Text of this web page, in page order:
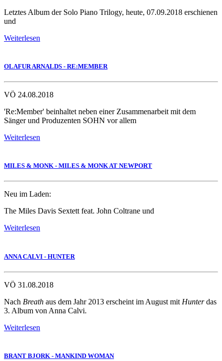
Letztes Album der Solo Piano Trilogy, heute, 07.09.2018 erschienen
und
Weiterlesen
OLAFUR ARNALDS - RE:MEMBER
VÖ 24.08.2018
'Re:Member' beinhaltet neben einer Zusammenarbeit mit dem
Sänger und Produzenten SOHN vor allem
Weiterlesen
MILES & MONK - MILES & MONK AT NEWPORT
Neu im Laden:
The Miles Davis Sextett feat. John Coltrane und
Weiterlesen
ANNA CALVI - HUNTER
VÖ 31.08.2018
Nach Breath aus dem Jahr 2013 erscheint im August mit Hunterdas
3. Album von Anna Calvi.
Weiterlesen
BRANT BJORK - MANKIND WOMAN